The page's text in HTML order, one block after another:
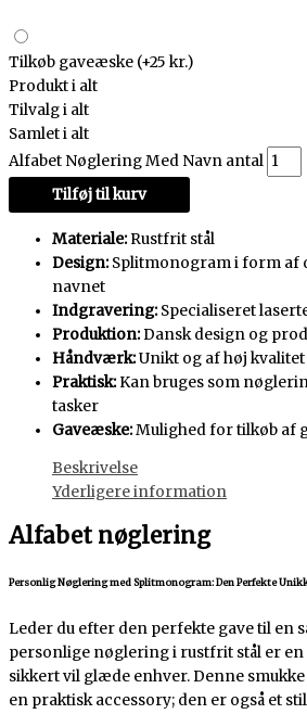
Tilkøb gaveæske (+25 kr.)
Produkt i alt
Tilvalg i alt
Samlet i alt
Alfabet Nøglering Med Navn antal
Tilføj til kurv
Materiale: Rustfrit stål
Design: Splitmonogram i form af
navnet
Indgravering: Specialiseret
Produktion:Dansk design og
Håndværk:Unikt og af høj kvalitet
Praktisk:Kan bruges som
tasker
Gaveæske:Mulighed for tilkøb af
Beskrivelse
Yderligere information
Alfabet nøglering
Personlig Nøglering med Splitmonogram: Den Perfekte
Leder du efter den perfekte gave til en
personlige nøglering i rustfrit stål er en
sikkert vil glæde enhver. Denne
en praktisk accessory; den er også et